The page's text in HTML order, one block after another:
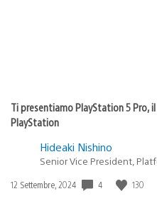
Ti presentiamo PlayStation 5 Pro,
PlayStation
Hideaki Nishino
Senior Vice President,
Data
12 Settembre, 2024 4 130